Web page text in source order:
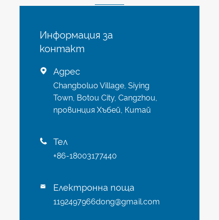
Информация за
контакт
 Адрес
Changboluo Village, Siying
Town, Botou City, Cangzhou,
провинция Хъбей, Китай
 Тел
+86-18003177440
 Електронна поща
1192497966dong@gmail.com